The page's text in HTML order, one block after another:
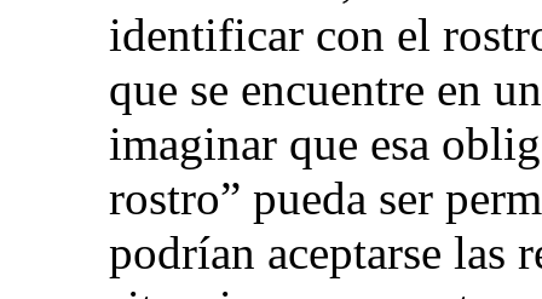
identificar con el
que se encuentre en
imaginar que esa
rostro” pueda ser
podrían aceptarse las